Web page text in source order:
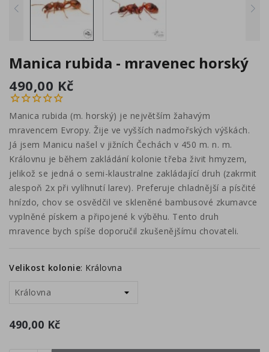
Manica rubida - mravenec horský
490,00 Kč
Manica rubida (m. horský) je největším žahavým
mravencem Evropy. Žije ve vyšších nadmořských výškách.
Já jsem Manicu našel v jižních Čechách v 450 m. n. m.
Královnu je během zakládání kolonie třeba živit hmyzem,
jelikož se jedná o semi-klaustralne zakládající druh (zakrmit
alespoň 2x při vylíhnutí larev). Preferuje chladnější a písčité
hnízdo, chov se osvědčil ve skleněné bambusové zkumavce
vyplněné pískem a připojené k výběhu. Tento druh
mravence bych spíše doporučil zkušenějšímu chovateli.
Velikost kolonie: Královna
490,00 Kč